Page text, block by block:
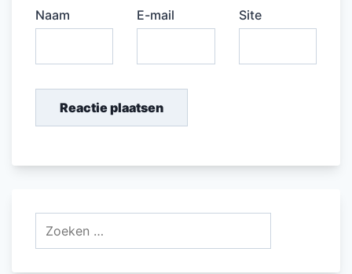
Naam E-mail Site
Zoeken